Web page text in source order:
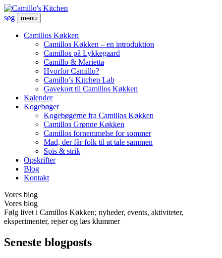
søg menu
Camillos Køkken
Camillos Køkken – en introduktion
Camillos på Lykkegaard
Camillo & Marietta
Hvorfor Camillo?
Camillo’s Kitchen Lab
Gavekort til Camillos Køkken
Kalender
Kogebøger
Kogebøgerne fra Camillos Køkken
Camillos Grønne Køkken
Camillos fornemmelse for sommer
Mad, der får folk til at tale sammen
Spis & strik
Opskrifter
Blog
Kontakt
Vores blog
Vores blog
Følg livet i Camillos Køkken; nyheder, events, aktiviteter,
eksperimenter, rejser og læs klummer
Seneste blogposts